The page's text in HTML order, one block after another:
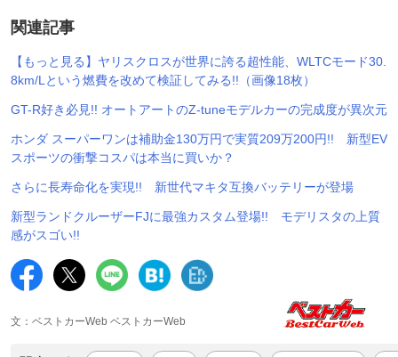
関連記事
【もっと見る】ヤリスクロスが世界に誇る超性能、WLTCモード30.
8km/Lという燃費を改めて検証してみる!!（画像18枚）
GT-R好き必見!! オートアートのZ-tuneモデルカーの完成度が異次元
ホンダ スーパーワンは補助金130万円で実質209万200円!! 新型EV
スポーツの衝撃コスパは本当に買いか？
さらに長寿命化を実現!! 新世代マキタ互換バッテリーが登場
新型ランドクルーザーFJに最強カスタム登場!! モデリスタの上質
感がスゴい!!
文：ベストカーWeb ベストカーWeb